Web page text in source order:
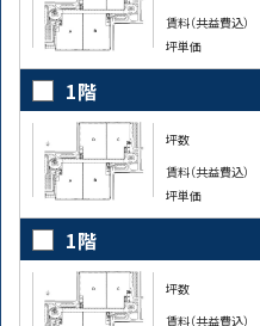
賃料（共益費込）
坪単価
1階
坪数
賃料（共益費込）
坪単価
1階
坪数
賃料（共益費込）